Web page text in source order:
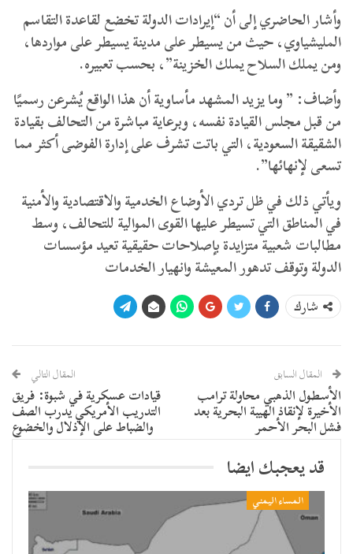
وأشار الحاضري إلى أن “إيرادات الدولة تخضع لقاعدة التقاسم
المليشياوي، حيث من يسيطر على مدينة يسيطر على مواردها،
ومن يملك السلاح يملك الخزينة”، بحسب تعبيره.
وأضاف: ” وما يزيد المشهد مأساوية أن هذا الواقع يُشرعن رسميًا
من قبل مجلس القيادة نفسه، وبرعاية مباشرة من التحالف بقيادة
الشقيقة السعودية، التي باتت تشرف على إدارة الفوضى أكثر مما
تسعى لإنهائها”.
ويأتي ذلك في ظل تردي الأوضاع الخدمية والاقتصادية والأمنية
في المناطق التي تسيطر عليها القوى الموالية للتحالف، وسط
مطالبات شعبية متزايدة بإصلاحات حقيقية تعيد مؤسسات
الدولة وتوقف تدهور المعيشة وانهيار الخدمات
شارك
المقال السابق
الأسطول الذهبي محاولة ترامب
الأخيرة لإنقاذ الهيبة البحرية بعد
فشل البحر الأحمر
المقال التالي
قيادات عسكرية في شبوة: فريق
التدريب الأمريكي يدرب الصف
والضباط على الإذلال والخضوع
قد يعجبك ايضا
المساء اليمني